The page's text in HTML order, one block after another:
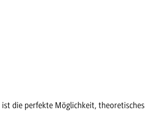
ist die perfekte Möglichkeit, theoretisches